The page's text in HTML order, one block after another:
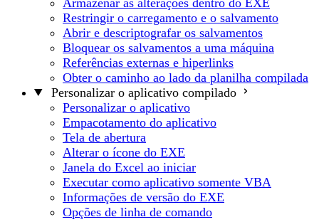
Restringir o carregamento e o salvamento
Abrir e descriptografar os salvamentos
Bloquear os salvamentos a uma máquina
Referências externas e hiperlinks
Obter o caminho ao lado da planilha compilada
Personalizar o aplicativo compilado
Personalizar o aplicativo
Empacotamento do aplicativo
Tela de abertura
Alterar o ícone do EXE
Janela do Excel ao iniciar
Executar como aplicativo somente VBA
Informações de versão do EXE
Opções de linha de comando